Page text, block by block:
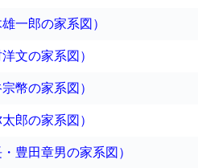
一郎の家系図）
文の家系図）
幣の家系図）
郎の家系図）
豊田章男の家系図）